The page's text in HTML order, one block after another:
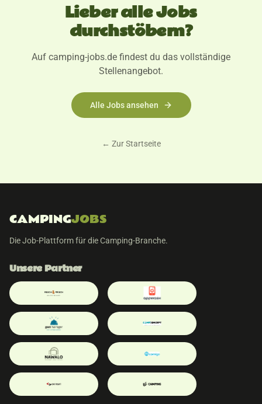
Lieber alle Jobs
durchstöbern?
Auf camping-jobs.de findest du das vollständige
Stellenangebot.
Alle Jobs ansehen
← Zur Startseite
CAMPINGJOBS
Die Job-Plattform für die Camping-Branche.
Unsere Partner